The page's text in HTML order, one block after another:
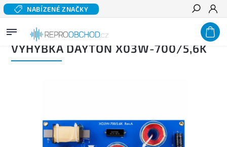
NABÍZENÉ ZNAČKY
Hledat
Domů/ Výhybky /Výhybky třípásmové/ Výhybka DAYTON X03W-700/5,6K
VÝHYBKA DAYTON X03W-700/5,6K